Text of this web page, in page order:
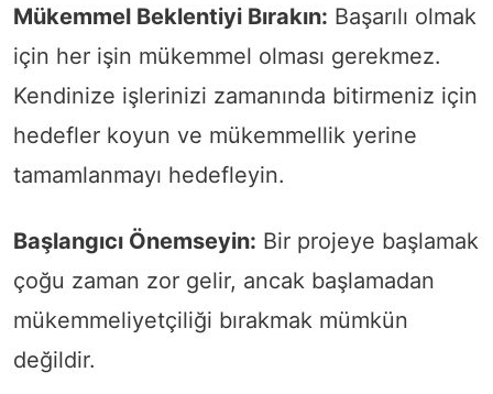
Mükemmel Beklentiyi Bırakın: Başarılı olmak
için her işin mükemmel olması gerekmez.
Kendinize işlerinizi zamanında bitirmeniz için
hedefler koyun ve mükemmellik yerine
tamamlanmayı hedefleyin.
Başlangıcı Önemseyin: Bir projeye başlamak
çoğu zaman zor gelir, ancak başlamadan
mükemmeliyetçiliği bırakmak mümkün
değildir.